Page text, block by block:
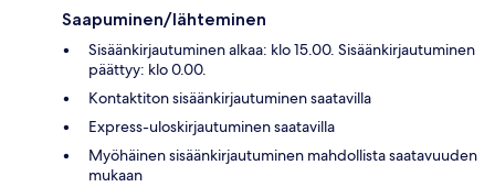
Saapuminen/lähteminen
Sisäänkirjautuminen alkaa: klo 15.00. Sisäänkirjautuminen
päättyy: klo 0.00.
Kontaktiton sisäänkirjautuminen saatavilla
Express-uloskirjautuminen saatavilla
Myöhäinen sisäänkirjautuminen mahdollista saatavuuden
mukaan